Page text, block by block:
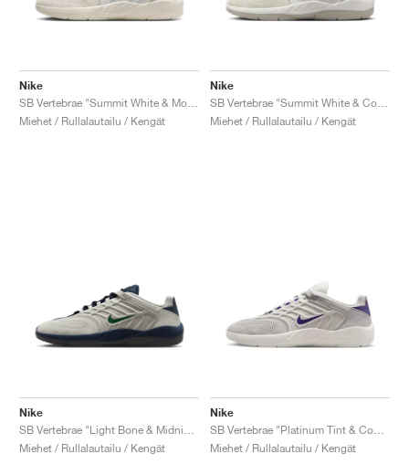
Nike
Miehet / Rullalautailu / Kengät
Nike
Miehet / Rullalautailu / Kengät
Nike
Miehet / Rullalautailu / Kengät
Nike
Miehet / Rullalautailu / Kengät